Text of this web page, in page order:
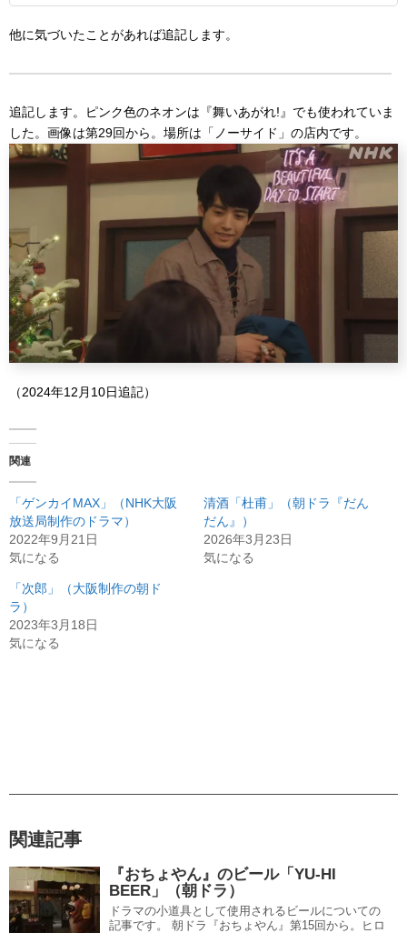
他に気づいたことがあれば追記します。
追記します。ピンク色のネオンは『舞いあがれ!』でも使われていま
した。画像は第29回から。場所は「ノーサイド」の店内です。
（2024年12月10日追記）
関連
「ゲンカイMAX」（NHK大阪
放送局制作のドラマ）
2022年9月21日
気になる
清酒「杜甫」（朝ドラ『だん
だん』）
2026年3月23日
気になる
「次郎」（大阪制作の朝ド
ラ）
2023年3月18日
気になる
関連記事
『おちょやん』のビール「YU-HI
BEER」（朝ドラ）
ドラマの小道具として使用されるビールについての
記事です。 朝ドラ『おちょやん』第15回から。ヒロ